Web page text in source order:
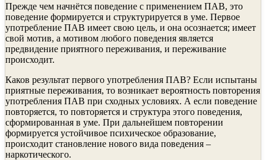
Прежде чем начнётся поведение с применением ПАВ, это
поведение формируется и структурируется в уме. Первое
употребление ПАВ имеет свою цель, и она осознается; имеет
свой мотив, а мотивом любого поведения является
предвидение приятного переживания, и переживание
происходит.
Каков результат первого употребления ПАВ? Если испытаны
приятные переживания, то возникает вероятность повторения
употребления ПАВ при сходных условиях. А если поведение
повторяется, то повторяется и структура этого поведения,
сформированная в уме. При дальнейшем повторении
формируется устойчивое психическое образование,
происходит становление нового вида поведения –
наркотического.